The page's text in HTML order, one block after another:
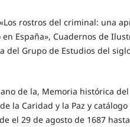
rostros del criminal: una
España», Cuadernos de
del Grupo de Estudios del
de la, Memoria histórica
la Caridad y la Paz y
el 29 de agosto de 1687